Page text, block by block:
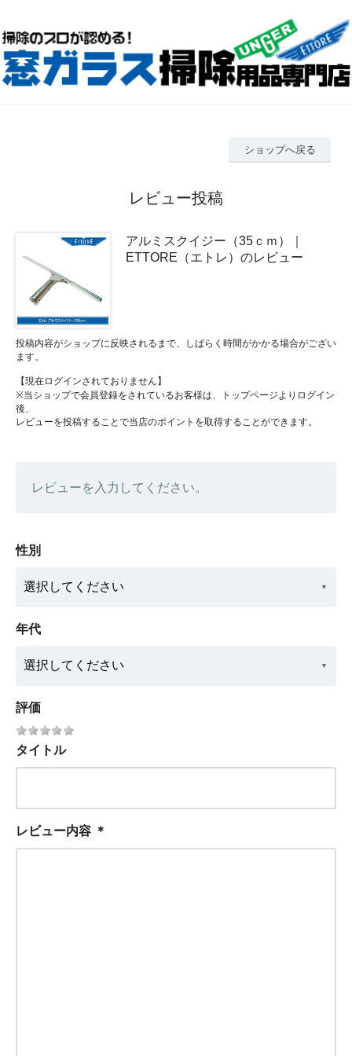
ショップへ戻る
レビュー投稿
アルミスクイジー（35ｃｍ）｜
ETTORE（エトレ）のレビュー
投稿内容がショップに反映されるまで、しばらく時間がかかる場合がござい
ます。
【現在ログインされておりません】
※当ショップで会員登録をされているお客様は、トップページよりログイン
後、
レビューを投稿することで当店のポイントを取得することができます。
レビューを入力してください。
性別
年代
評価
タイトル
レビュー内容 ＊